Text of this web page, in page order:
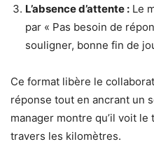
L’absence d’attente : Le
par « Pas besoin de
souligner, bonne fin de
Ce format libère le
réponse tout en ancrant un
manager montre qu’il voit
travers les kilomètres.